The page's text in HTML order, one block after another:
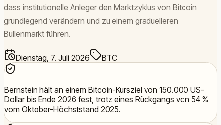
dass institutionelle Anleger den Marktzyklus von Bitcoin
grundlegend verändern und zu einem graduelleren
Bullenmarkt führen.
Dienstag, 7. Juli 2026 BTC
Bernstein hält an einem Bitcoin-Kursziel von 150.000 US-
Dollar bis Ende 2026 fest, trotz eines Rückgangs von 54 %
vom Oktober-Höchststand 2025.